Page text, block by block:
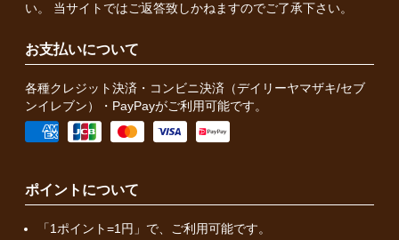
い。 当サイトではご返答致しかねますのでご了承下さい。
お支払いについて
各種クレジット決済・コンビニ決済（デイリーヤマザキ/セブ
ンイレブン）・PayPayがご利用可能です。
ポイントについて
「1ポイント=1円」で、ご利用可能です。